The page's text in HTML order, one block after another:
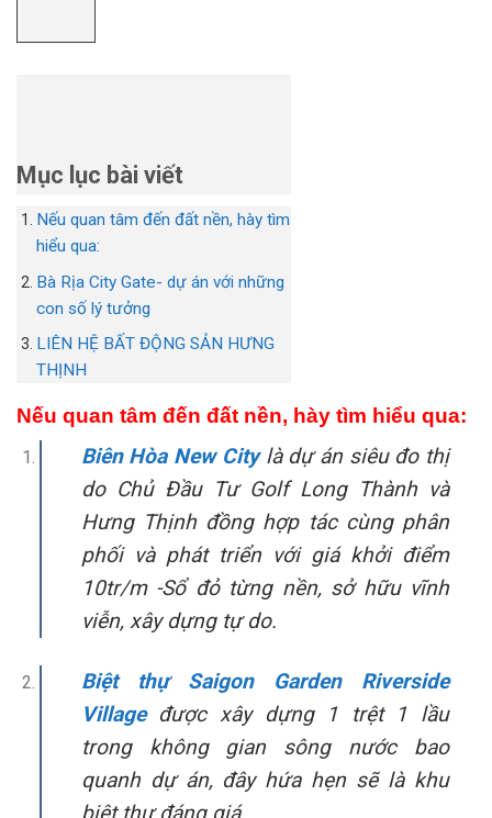
Mục lục bài viết
Nếu quan tâm đến đất nền, hày tìm
hiểu qua:
Bà Rịa City Gate- dự án với những
con số lý tưởng
LIÊN HỆ BẤT ĐỘNG SẢN HƯNG
THỊNH
Nếu quan tâm đến đất nền, hày tìm hiểu qua:
Biên Hòa New Citylà dự án siêu đo thị
do Chủ Đầu Tư Golf Long Thành và
Hưng Thịnh đồng hợp tác cùng phân
phối và phát triển với giá khởi điểm
10tr/m -Sổ đỏ từng nền, sở hữu vĩnh
viễn, xây dựng tự do.
Biệt thự Saigon Garden Riverside
Villageđược xây dựng 1 trệt 1 lầu
trong không gian sông nước bao
quanh dự án, đây hứa hẹn sẽ là khu